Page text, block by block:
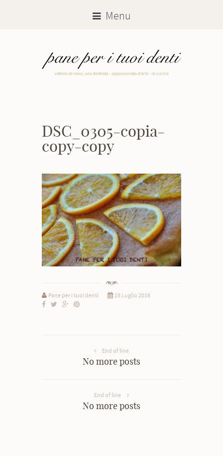
Menu
DSC_0305-copia-
copy-copy
Pane per i tuoi denti 18 Luglio 2016
End of line
No more posts
End of line
No more posts